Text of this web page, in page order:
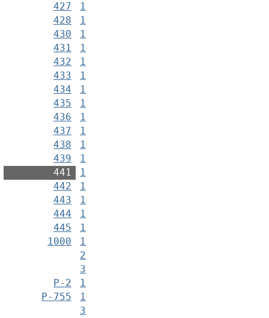
427
1
428
1
430
1
431
1
432
1
433
1
434
1
435
1
436
1
437
1
438
1
439
1
441
1
442
1
443
1
444
1
445
1
1000
1
2
3
Р-2
1
Р-755
1
3